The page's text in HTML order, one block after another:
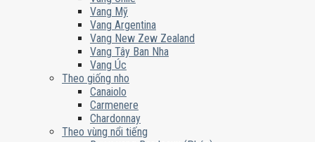
Vang Mỹ
Vang Argentina
Vang New Zew Zealand
Vang Tây Ban Nha
Vang Úc
Theo giống nho
Canaiolo
Carmenere
Chardonnay
Theo vùng nổi tiếng